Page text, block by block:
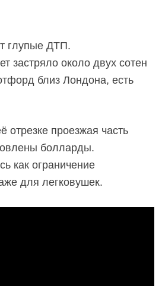
глупые ДТП.
застряло около двух сотен
близ Лондона, есть
проезжая часть
болларды.
как ограничение
для легковушек.